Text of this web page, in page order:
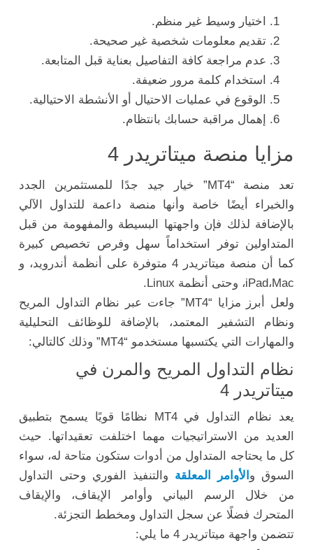
اختيار وسيط غير منظم.
تقديم معلومات شخصية غير صحيحة.
عدم مراجعة كافة التفاصيل بعناية قبل المتابعة.
استخدام كلمة مرور ضعيفة.
الوقوع في عمليات الاحتيال أو الأنشطة الاحتيالية.
إهمال مراقبة حسابك بانتظام.
مزايا منصة ميتاتريدر 4
تعد منصة “MT4” خيار جيد جدًا للمستثمرين الجدد
والخبراء أيضًا خاصة وأنها منصة داعمة للتداول الآلي
بالإضافة لذلك فإن واجهتها البسيطة والمفهومة من قبل
المتداولين توفر استخداماً سهل وفرص تخصيص كبيرة
كما أن منصة ميتاتريدر 4 متوفرة على أنظمة أندرويد، و
iPad،Mac، وحتى أنظمة Linux.
ولعل أبرز مزايا “MT4” جاءت عبر نظام التداول المريح
ونظام التشفير المعتمد، بالإضافة للوظائف التحليلية
والمهارات التي يكتسبها مستخدمو “MT4” وذلك كالتالي:
نظام التداول المريح والمرن في
ميتاتريدر 4
يعد نظام التداول في MT4 نظامًا قويًا يسمح بتطبيق
العديد من الاستراتيجيات مهما اختلفت تعقيداتها. حيث
كل ما يحتاجه المتداول من أدوات ستكون متاحة له، سواء
السوق و الأوامر المعلقة والتنفيذ الفوري وحتى التداول
من خلال الرسم البياني وأوامر الإيقاف، والإيقاف
المتحرك فضلًا عن سجل التداول ومخطط التجزئة.
تتضمن واجهة ميتاتريدر 4 ما يلي: